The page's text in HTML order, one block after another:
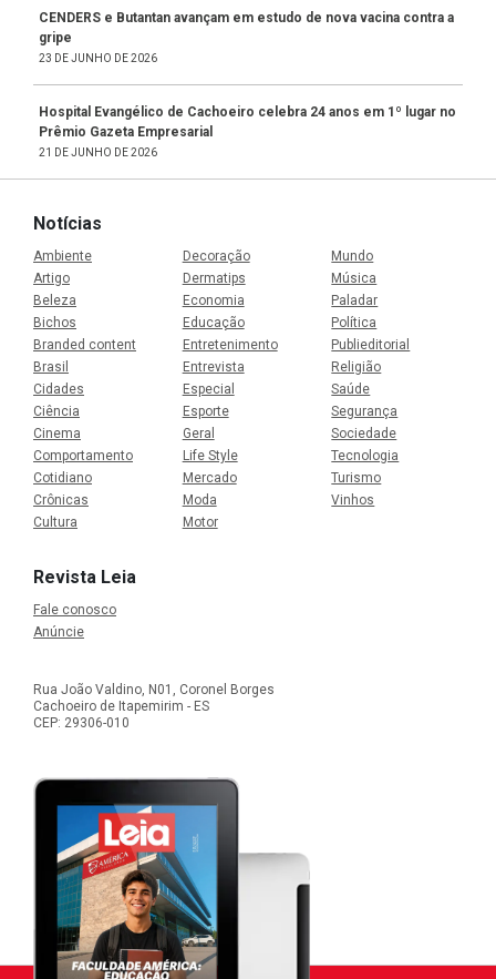
CENDERS e Butantan avançam em estudo de nova vacina contra a
gripe
23 DE JUNHO DE 2026
Hospital Evangélico de Cachoeiro celebra 24 anos em 1º lugar no
Prêmio Gazeta Empresarial
21 DE JUNHO DE 2026
Notícias
Ambiente
Artigo
Beleza
Bichos
Branded content
Brasil
Cidades
Ciência
Cinema
Comportamento
Cotidiano
Crônicas
Cultura
Decoração
Dermatips
Economia
Educação
Entretenimento
Entrevista
Especial
Esporte
Geral
Life Style
Mercado
Moda
Motor
Mundo
Música
Paladar
Política
Publieditorial
Religião
Saúde
Segurança
Sociedade
Tecnologia
Turismo
Vinhos
Revista Leia
Fale conosco
Anúncie
Rua João Valdino, N01, Coronel Borges
Cachoeiro de Itapemirim - ES
CEP: 29306-010